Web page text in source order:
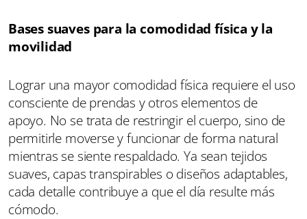
Bases suaves para la comodidad física y la
movilidad
Lograr una mayor comodidad física requiere el uso
consciente de prendas y otros elementos de
apoyo. No se trata de restringir el cuerpo, sino de
permitirle moverse y funcionar de forma natural
mientras se siente respaldado. Ya sean tejidos
suaves, capas transpirables o diseños adaptables,
cada detalle contribuye a que el día resulte más
cómodo.